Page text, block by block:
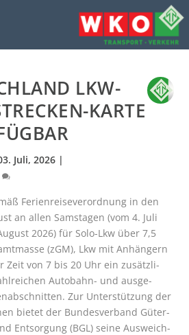
LKW-
KAR­TE
Juli, 2026 |
Feri­en­rei­se­ver­ord­nung in den
an allen Sams­ta­gen (vom 4. Juli
2026) für Solo-Lkw über 7,5
(zGM), Lkw mit Anhän­gern
Zeit von 7 bis 20 Uhr ein zusätz­li­
Auto­bahn- und aus­ge­
Zur Unter­stüt­zung der
bie­tet der Bun­des­ver­band Güter­
Ent­sor­gung (BGL) sei­ne Aus­weich­